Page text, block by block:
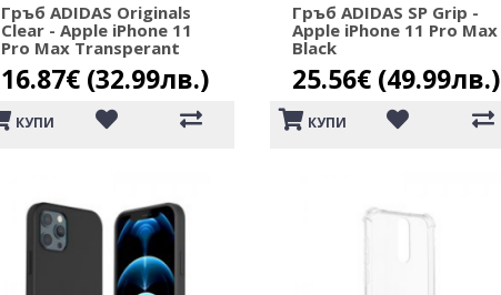
Гръб ADIDAS Originals
Clear - Apple iPhone 11
Pro Max Transperant
16.87€ (32.99лв.)
КУПИ
Гръб ADIDAS SP Grip -
Apple iPhone 11 Pro Max
Black
25.56€ (49.99лв.)
КУПИ